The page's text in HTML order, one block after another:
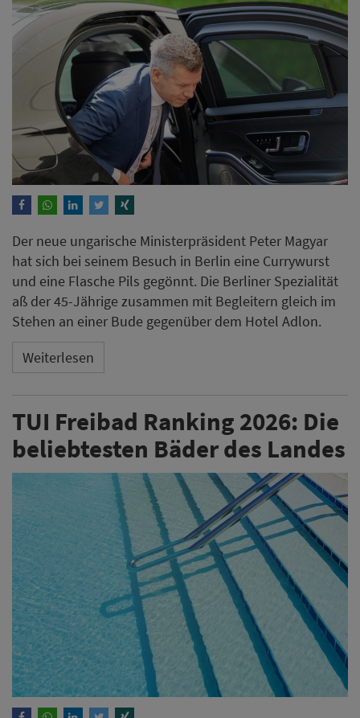
Der neue ungarische Ministerpräsident Peter Magyar
hat sich bei seinem Besuch in Berlin eine Currywurst
und eine Flasche Pils gegönnt. Die Berliner Spezialität
aß der 45-Jährige zusammen mit Begleitern gleich im
Stehen an einer Bude gegenüber dem Hotel Adlon.
Weiterlesen
TUI Freibad Ranking 2026: Die
beliebtesten Bäder des Landes